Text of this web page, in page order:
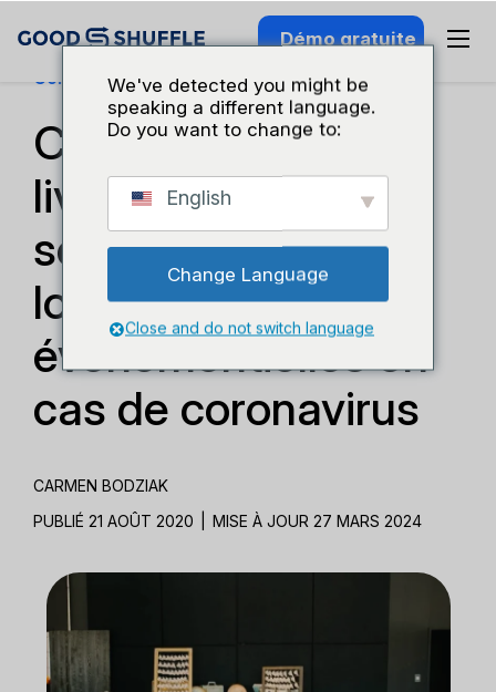
Démo gratuite
Connaissance Du Secteur
Conseils pour une
livraison en toute
sécurité des
locations
événementielles en
cas de coronavirus
CARMEN BODZIAK
PUBLIÉ 21 AOÛT 2020
MISE À JOUR 27 MARS 2024
We've detected you might be
speaking a different language.
Do you want to change to:
English
Change Language
Close and do not switch language